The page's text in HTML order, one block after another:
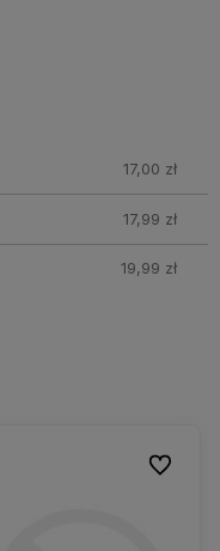
17,00 zł
17,99 zł
19,99 zł
Do
Do